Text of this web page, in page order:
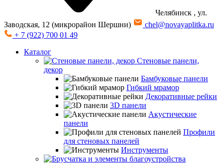
Челябинск , ул.
Заводская, 12 (микрорайон Шершни)
chel@novayaplitka.ru
+ 7 (922) 700 01 49
Каталог
Стеновые панели,
декор
Бамбуковые панели
Гибкий мрамор
Декоративные рейки
3D панели
Акустические
панели
Профили
для стеновых панелей
Инструменты